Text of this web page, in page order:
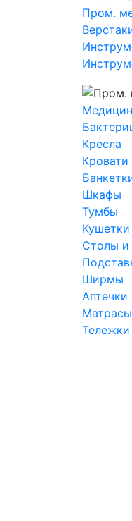
Пром.
Кресла
Кровати
Шкафы
Тумбы
Кушетки
Столы и
Ширмы
Аптечки
Матрасы
Тележки